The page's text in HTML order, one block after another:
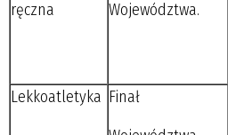
ręczna
Województwa.
Lekkoatletyka Finał